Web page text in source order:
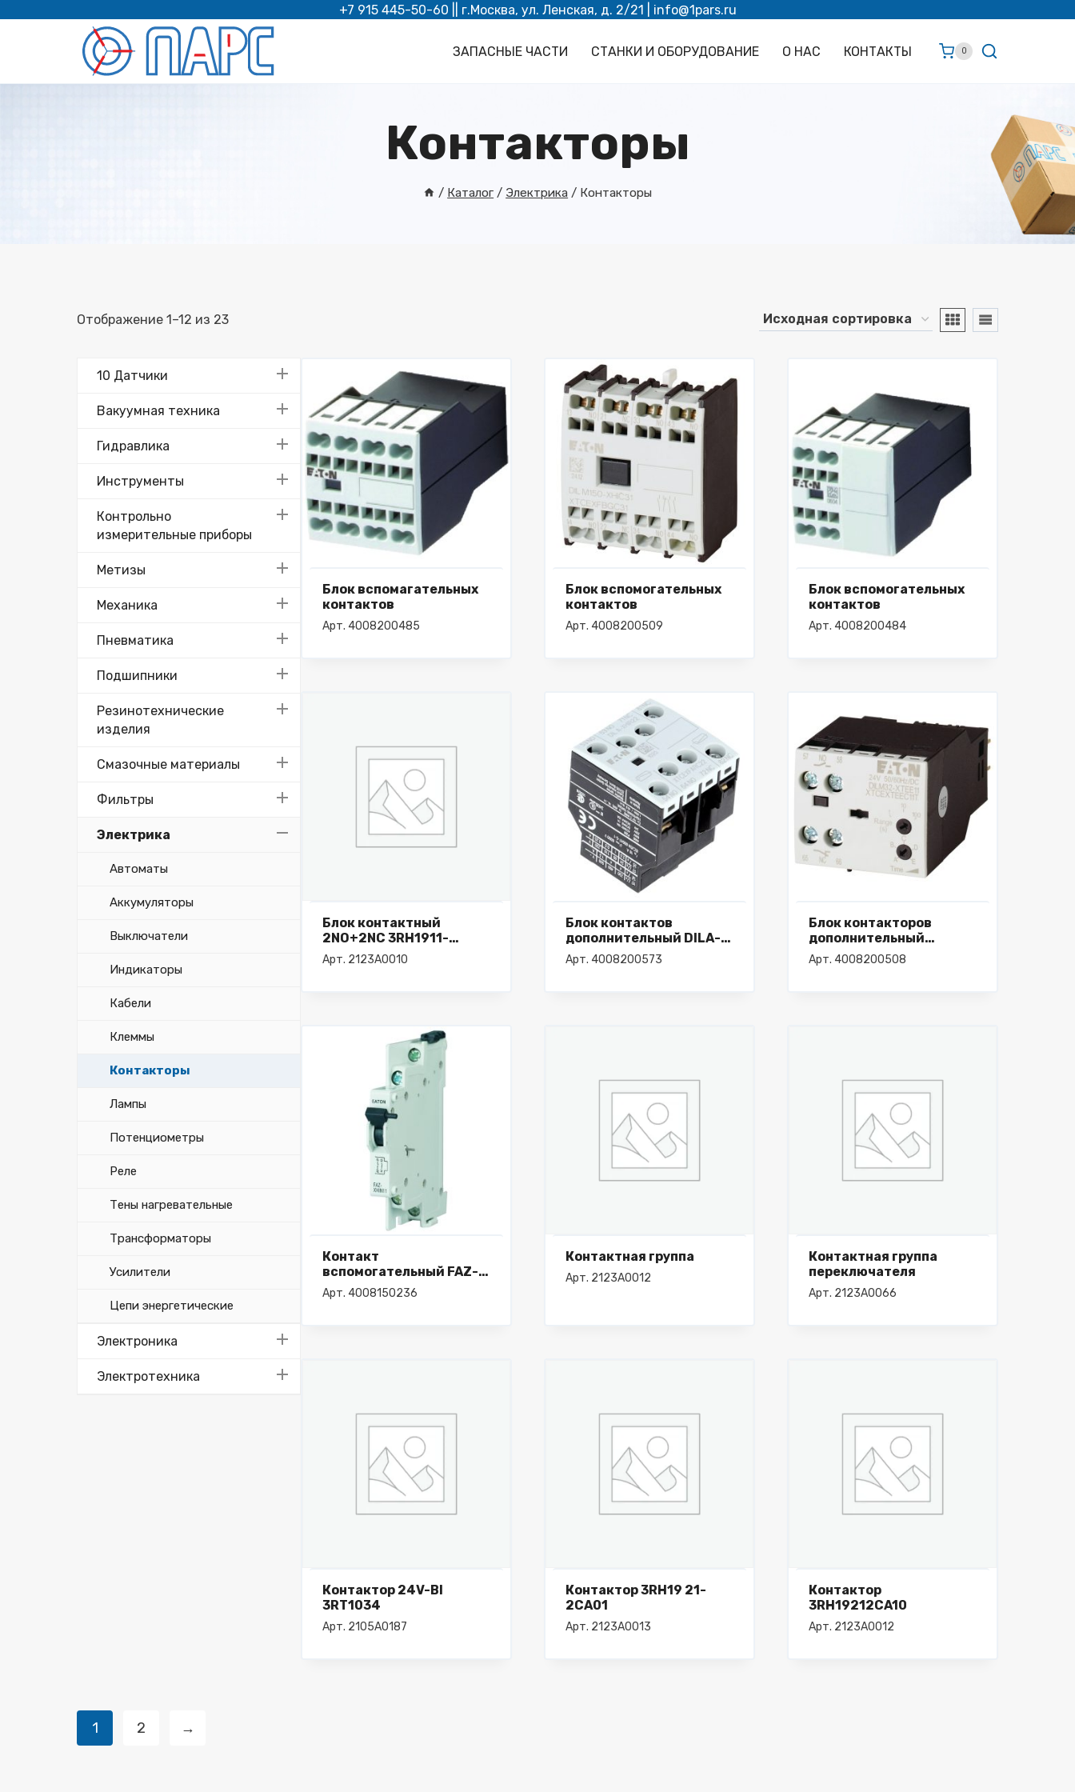
содержимому
+7 915 445-50-60 || г.Москва, ул. Ленская, д. 2/21 | info@1pars.ru
ЗАПАСНЫЕ ЧАСТИ СТАНКИ И ОБОРУДОВАНИЕ О НАС КОНТАКТЫ 0
Контакторы
/ Каталог / Электрика / Контакторы
Отображение 1–12 из 23
10 Датчики
Вакуумная техника
Гидравлика
Инструменты
Контрольно
измерительные приборы
Метизы
Механика
Пневматика
Подшипники
Резинотехнические
изделия
Смазочные материалы
Фильтры
Электрика
Автоматы
Аккумуляторы
Выключатели
Индикаторы
Кабели
Клеммы
Контакторы
Лампы
Потенциометры
Реле
Тены нагревательные
Трансформаторы
Усилители
Цепи энергетические
Электроника
Электротехника
Блок вспомагательных
контактов
Арт. 4008200485
Блок вспомогательных
контактов
Арт. 4008200509
Блок вспомогательных
контактов
Арт. 4008200484
Блок контактный
2NO+2NC 3RH1911-
2FA22
Арт. 2123A0010
Блок контактов
дополнительный DILA-
XHIR22
Арт. 4008200573
Блок контакторов
дополнительный
DILM32-XTEE11 (RA24)
Арт. 4008200508
Контакт
вспомогательный FAZ-
XHIN11 1S/ 1OE
Арт. 4008150236
Контактная группа
Арт. 2123A0012
Контактная группа
переключателя
Арт. 2123A0066
Контактор 24V-BI
3RT1034
Арт. 2105A0187
Контактор 3RH19 21-
2CA01
Арт. 2123A0013
Контактор
3RH19212CA10
Арт. 2123А0012
1 2 →